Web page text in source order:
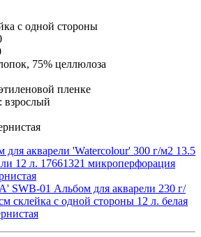
с одной стороны
75% целлюлоза
пленке
взрослый
для акварели 'Watercolour' 300 г/м2 13.5
12 л. 17661321 микроперфорация
SWB-01 Альбом для акварели 230 г/
склейка с одной стороны 12 л. белая